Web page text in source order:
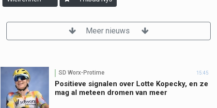
Meer nieuws
SD Worx-Protime 15:45
Positieve signalen over Lotte Kopecky, en ze
mag al meteen dromen van meer